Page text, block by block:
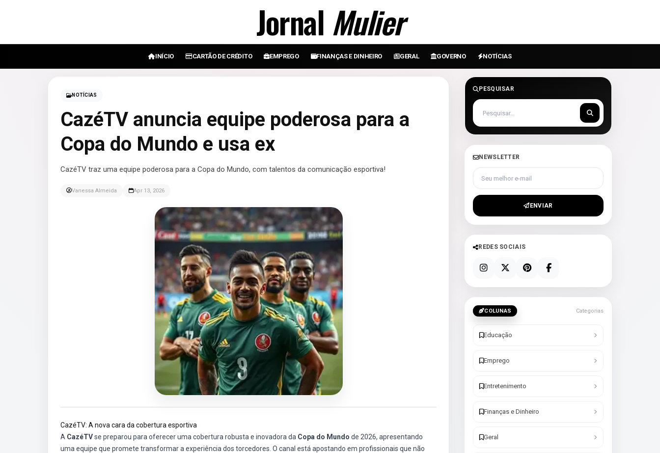
Jornal Mulier
INÍCIO CARTÃO DE CRÉDITO EMPREGO FINANÇAS E DINHEIRO GERAL GOVERNO NOTÍCIAS
NOTÍCIAS
CazéTV anuncia equipe poderosa para a
Copa do Mundo e usa ex
CazéTV traz uma equipe poderosa para a Copa do Mundo, com talentos da comunicação esportiva!
Vanessa Almeida Apr 13, 2026
CazéTV: A nova cara da cobertura esportiva
A CazéTVse preparou para oferecer uma cobertura robusta e inovadora da Copa do Mundo de 2026, apresentando
uma equipe que promete transformar a experiência dos torcedores. O canal está apostando em profissionais que não
PESQUISAR
NEWSLETTER
Seu melhor e-mail
ENVIAR
REDES SOCIAIS
COLUNAS Categorias
Educação
Emprego
Entretenimento
Finanças e Dinheiro
Geral